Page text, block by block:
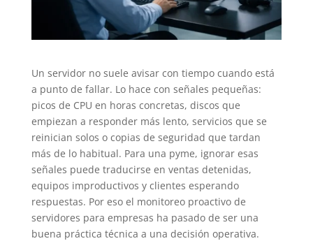
Un servidor no suele avisar con tiempo cuando está
a punto de fallar. Lo hace con señales pequeñas:
picos de CPU en horas concretas, discos que
empiezan a responder más lento, servicios que se
reinician solos o copias de seguridad que tardan
más de lo habitual. Para una pyme, ignorar esas
señales puede traducirse en ventas detenidas,
equipos improductivos y clientes esperando
respuestas. Por eso el monitoreo proactivo de
servidores para empresas ha pasado de ser una
buena práctica técnica a una decisión operativa.